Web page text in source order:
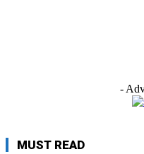
-
MUST READ